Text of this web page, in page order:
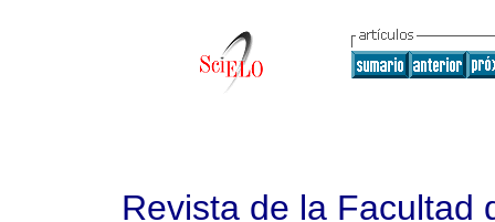
Revista de la Facultad